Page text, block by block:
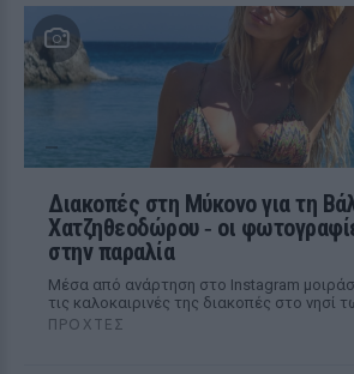
Διακοπές στη Μύκονο για τη
Χατζηθεοδώρου ‑ οι
στην παραλία
Μέσα από ανάρτηση στο Instagram
τις καλοκαιρινές της διακοπές στο νησί
ΠΡΟΧΤΈΣ